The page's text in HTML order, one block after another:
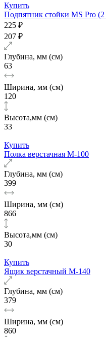
Купить
Подпятник стойки MS Pro
225 ₽
207 ₽
Глубина, мм (см)
63
Ширина, мм (см)
120
Высота,мм (см)
33
Купить
Полка верстачная М-100
Глубина, мм (см)
399
Ширина, мм (см)
866
Высота,мм (см)
30
Купить
Ящик верстачный М-140
Глубина, мм (см)
379
Ширина, мм (см)
860